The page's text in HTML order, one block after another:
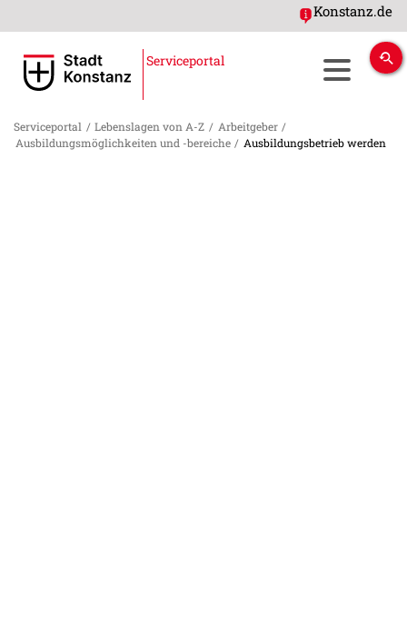
Konstanz.de
Serviceportal
Serviceportal / Lebenslagen von A-Z / Arbeitgeber /
Ausbildungsmöglichkeiten und -bereiche / Ausbildungsbetrieb werden